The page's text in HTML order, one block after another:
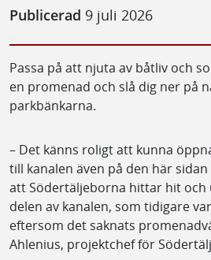
Publicerad 9 juli 2026
Passa på att njuta av båtliv och
en promenad och slå dig ner på
parkbänkarna.
– Det känns roligt att kunna
till kanalen även på den här
att Södertäljeborna hittar hit
delen av kanalen, som tidigare
eftersom det saknats
Ahlenius, projektchef för